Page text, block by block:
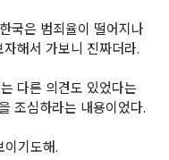
국은 범죄율이 떨어지나
해서 가보니 진짜더라.
다른 의견도 있었다는
조심하라는 내용이었다.
이기도해.